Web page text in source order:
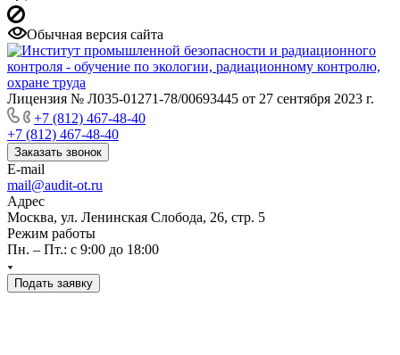
Обычная версия сайта
Лицензия № Л035-01271-78/00693445 от 27 сентября 2023 г.
+7 (812) 467-48-40
+7 (812) 467-48-40
Заказать звонок
E-mail
mail@audit-ot.ru
Адрес
Москва, ул. Ленинская Слобода, 26, стр. 5
Режим работы
Пн. – Пт.: с 9:00 до 18:00
Подать заявку